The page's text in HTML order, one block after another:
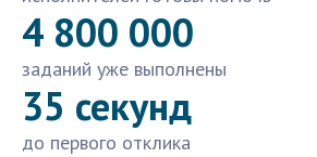
4 800 000
заданий уже выполнены
35 секунд
до первого отклика